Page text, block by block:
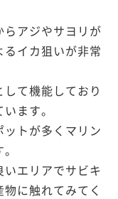
アジやサヨリが
イカ狙いが非常
て機能しており
ます。
トが多くマリン
エリアでサビキ
に触れてみてく